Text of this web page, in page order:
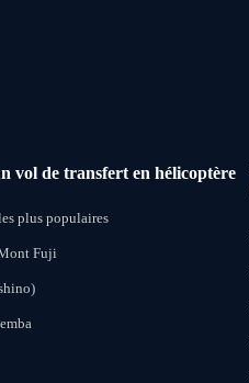
vol de transfert en hélicoptère
plus populaires
Fuji